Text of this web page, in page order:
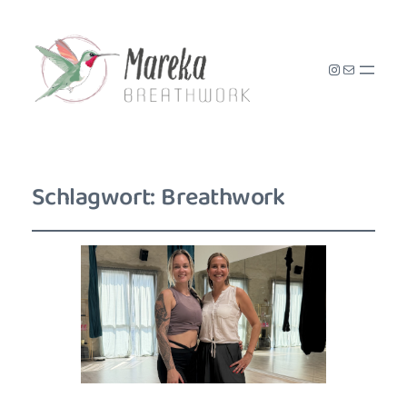
Instagram
E-Mail
Schlagwort:Breathwork